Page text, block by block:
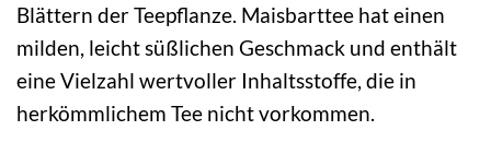
Blättern der Teepflanze. Maisbarttee hat einen
milden, leicht süßlichen Geschmack und enthält
eine Vielzahl wertvoller Inhaltsstoffe, die in
herkömmlichem Tee nicht vorkommen.